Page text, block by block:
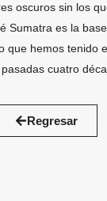
oscuros sin los
Sumatra es la
que hemos tenido
cuatro
Regresar